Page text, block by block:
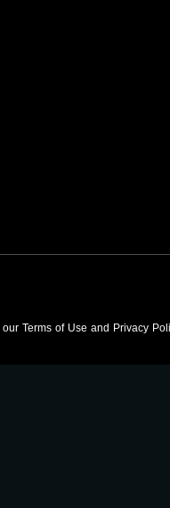
Terms of Use and Privacy